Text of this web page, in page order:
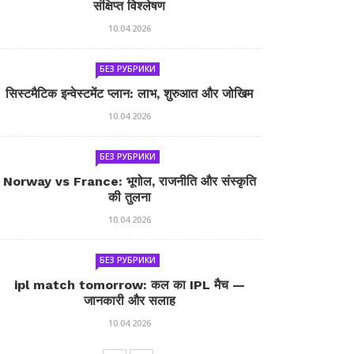
संक्षिप्त विश्लेषण
10.04.2026
БЕЗ РУБРИКИ
सिस्टमैटिक इन्वेस्टमेंट प्लान: लाभ, शुरुआत और जोखिम
10.04.2026
БЕЗ РУБРИКИ
Norway vs France: भूगोल, राजनीति और संस्कृति
की तुलना
10.04.2026
БЕЗ РУБРИКИ
ipl match tomorrow: कल का IPL मैच —
जानकारी और सलाह
10.04.2026